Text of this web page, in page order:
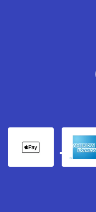
American express
Pay